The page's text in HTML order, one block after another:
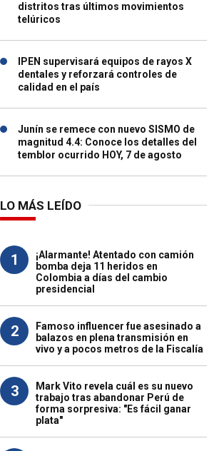
distritos tras últimos movimientos
telúricos
IPEN supervisará equipos de rayos X
dentales y reforzará controles de
calidad en el país
Junín se remece con nuevo SISMO de
magnitud 4.4: Conoce los detalles del
temblor ocurrido HOY, 7 de agosto
LO MÁS LEÍDO
1
¡Alarmante! Atentado con camión
bomba deja 11 heridos en
Colombia a días del cambio
presidencial
2
Famoso influencer fue asesinado a
balazos en plena transmisión en
vivo y a pocos metros de la Fiscalía
3
Mark Vito revela cuál es su nuevo
trabajo tras abandonar Perú de
forma sorpresiva: "Es fácil ganar
plata"